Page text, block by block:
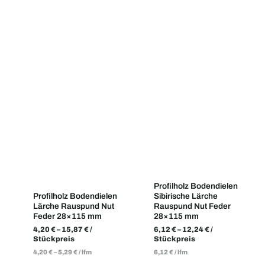
Profilholz Bodendielen
Lärche Rauspund Nut
Feder 28×115 mm
4,20€–15,87€/
Stückpreis
4,20€–5,29€/lfm
Profilholz Bodendielen
Sibirische Lärche
Rauspund Nut Feder
28×115 mm
6,12€–12,24€/
Stückpreis
6,12€/lfm